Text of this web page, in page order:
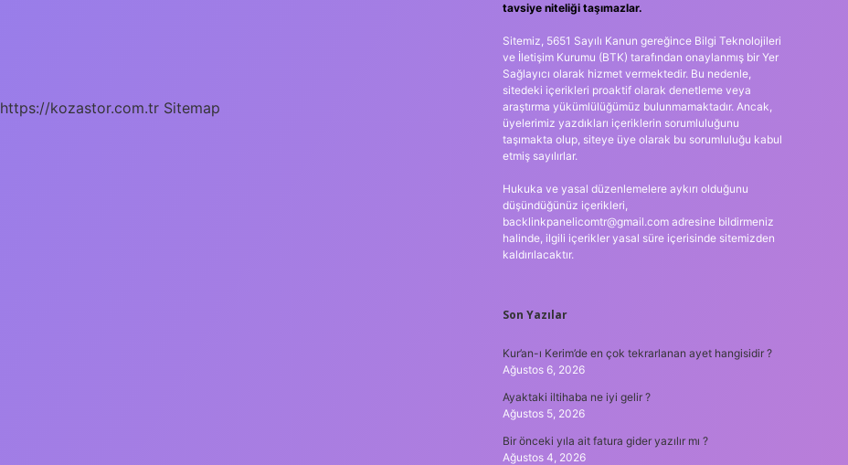
https://kozastor.com.tr Sitemap
tavsiye niteliği taşımazlar.
Sitemiz, 5651 Sayılı Kanun gereğince Bilgi Teknolojileri
ve İletişim Kurumu (BTK) tarafından onaylanmış bir Yer
Sağlayıcı olarak hizmet vermektedir. Bu nedenle,
sitedeki içerikleri proaktif olarak denetleme veya
araştırma yükümlülüğümüz bulunmamaktadır. Ancak,
üyelerimiz yazdıkları içeriklerin sorumluluğunu
taşımakta olup, siteye üye olarak bu sorumluluğu kabul
etmiş sayılırlar.
Hukuka ve yasal düzenlemelere aykırı olduğunu
düşündüğünüz içerikleri,
backlinkpanelicomtr@gmail.comadresine bildirmeniz
halinde, ilgili içerikler yasal süre içerisinde sitemizden
kaldırılacaktır.
Son Yazılar
Kur’an-ı Kerim’de en çok tekrarlanan ayet hangisidir ?
Ağustos 6, 2026
Ayaktaki iltihaba ne iyi gelir ?
Ağustos 5, 2026
Bir önceki yıla ait fatura gider yazılır mı ?
Ağustos 4, 2026